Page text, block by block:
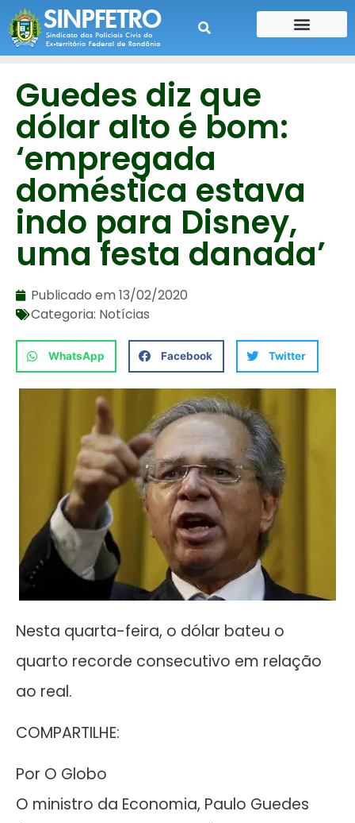
Guedes diz que
dólar alto é bom:
‘empregada
doméstica estava
indo para Disney,
uma festa danada’
Publicado em13/02/2020
Categoria: Notícias
WhatsApp Facebook Twitter
Nesta quarta-feira, o dólar bateu o
quarto recorde consecutivo em relação
ao real.
COMPARTILHE:
Por O Globo
O ministro da Economia, Paulo Guedes